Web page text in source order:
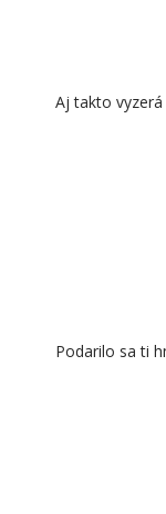
Aj takto
Podarilo sa ti